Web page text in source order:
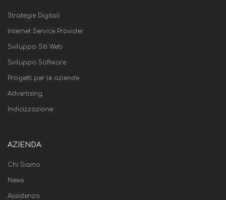
Strategie Digitali
Internet Service Provider
Sviluppo Siti Web
Sviluppo Software
Progetti per le aziende
Advertising
Indicizzazione
AZIENDA
Chi Siamo
News
Assistenza